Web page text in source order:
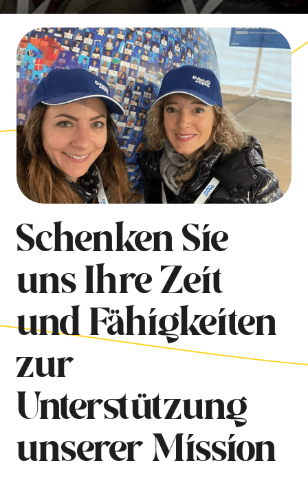
Schenken Sie
uns Ihre Zeit
und Fähigkeiten
zur
Unterstützung
unserer Mission